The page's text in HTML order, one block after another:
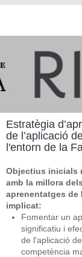
Vés al contingut
Estratègia
de l’aplicació
l'entorn de la
Objectius inicials
amb la millora dels
aprenentatges de
implicat:
Fomentar un
significatiu i
de l'aplicació
competència